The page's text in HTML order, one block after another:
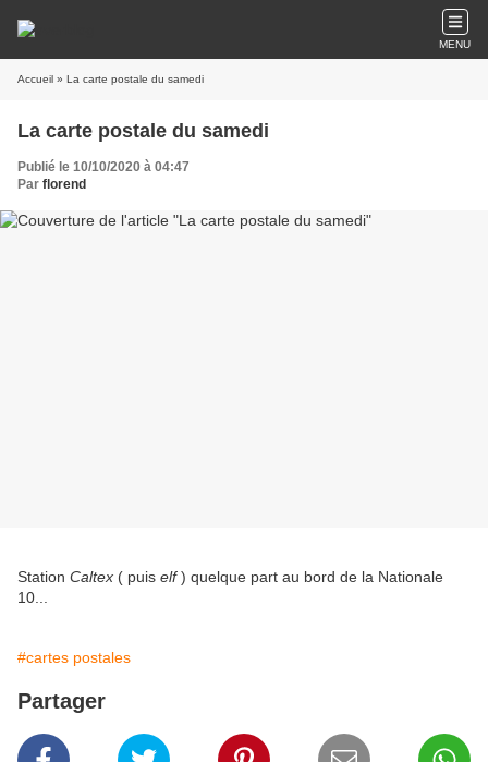
MENU
Accueil » La carte postale du samedi
La carte postale du samedi
Publié le 10/10/2020 à 04:47
Par florend
Station Caltex ( puis elf) quelque part au bord de la Nationale
10...
#cartes postales
Partager